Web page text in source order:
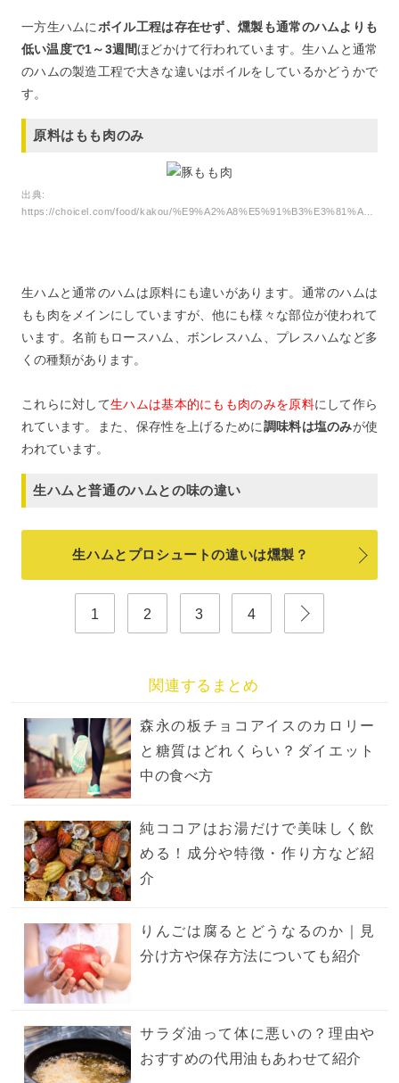
一方生ハムに ボイル工程は存在せず、燻製も通常のハムよりも
低い温度で1～3週間ほどかけて行われています。生ハムと通常
のハムの製造工程で大きな違いはボイルをしているかどうかで
す。
原料はもも肉のみ
出典:
https://choicel.com/food/kakou/%E9%A2%A8%E5%91%B3%E3%81%AE%E8%89%AF%E3%81%84%E8%B1%9A%E3%82%82%E3%82%82%E8%82%89%E3%81%AE%E9%81%B8%E3%81%B3%E6%96%B9%E3%83%BB%E8%A6%8B%E5%88%86%E3%81%91%E6%96%B9.html
生ハムと通常のハムは原料にも違いがあります。通常のハムは
もも肉をメインにしていますが、他にも様々な部位が使われて
います。名前もロースハム、ボンレスハム、プレスハムなど多
くの種類があります。
これらに対して生ハムは基本的にもも肉のみを原料にして作ら
れています。また、保存性を上げるために調味料は塩のみが使
われています。
生ハムと普通のハムとの味の違い
生ハムとプロシュートの違いは燻製？
1 2 3 4
関連するまとめ
森永の板チョコアイスのカロリー
と糖質はどれくらい？ダイエット
中の食べ方
純ココアはお湯だけで美味しく飲
める！成分や特徴・作り方など紹
介
りんごは腐るとどうなるのか｜見
分け方や保存方法についても紹介
サラダ油って体に悪いの？理由や
おすすめの代用油もあわせて紹介